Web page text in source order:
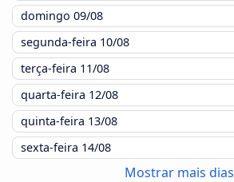
domingo 09/08
segunda-feira 10/08
terça-feira 11/08
quarta-feira 12/08
quinta-feira 13/08
sexta-feira 14/08
Mostrar mais dias